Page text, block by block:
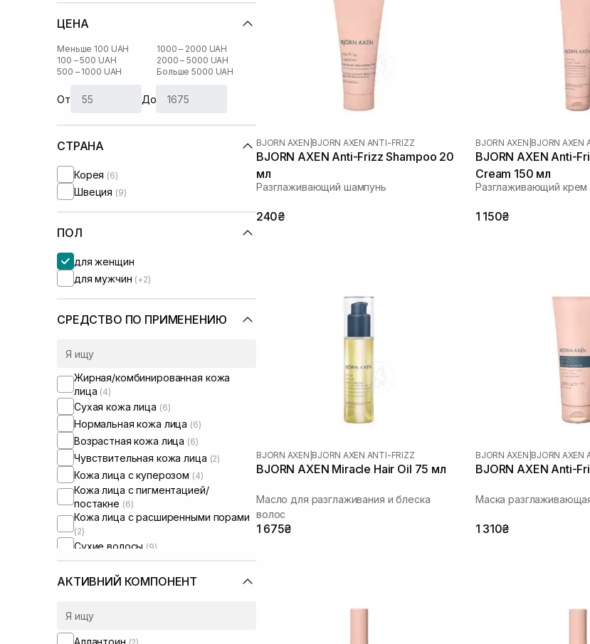
ЦЕНА
Меньше 100 UAH
100 – 500 UAH
500 – 1000 UAH
1000 – 2000 UAH
2000 – 5000 UAH
Больше 5000 UAH
От До
СТРАНА
Корея (6)
Швеция (9)
ПОЛ
для женщин
для мужчин (+2)
СРЕДСТВО ПО ПРИМЕНЕНИЮ
Жирная/комбинированная кожа
лица (4)
Сухая кожа лица (6)
Нормальная кожа лица (6)
Возрастная кожа лица (6)
Чувствительная кожа лица (2)
Кожа лица с куперозом (4)
Кожа лица с пигментацией/
постакне (6)
Кожа лица с расширенными порами
(2)
Сухие волосы (9)
Поврежденные волосы(9)
Пористые волосы(9)
Окрашенные волосы
АКТИВНИЙ КОМПОНЕНТ
Аллантоин (2)
BJORN AXEN BJORN AXEN ANTI-FRIZZ
BJORN AXEN Anti-Frizz Shampoo 20
мл
Разглаживающий шампунь
240₴
BJORN AXEN BJORN AXEN
BJORN AXEN Anti-
Cream 150 мл
Разглаживающий крем
1 150₴
BJORN AXEN BJORN AXEN ANTI-FRIZZ
BJORN AXEN Miracle Hair Oil 75 мл
Масло для разглаживания и блеска
волос
1 675₴
BJORN AXEN BJORN AXEN
BJORN AXEN Anti-
Маска
1 310₴